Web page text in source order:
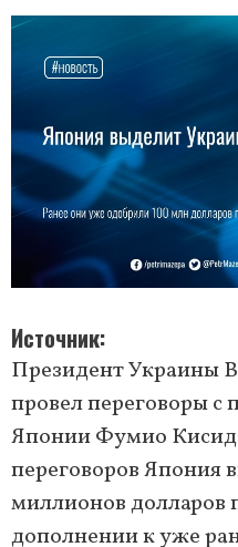
Источник
Президент Украины
провел переговоры
Японии Фумио
переговоров Япония
миллионов
дополнении к уже